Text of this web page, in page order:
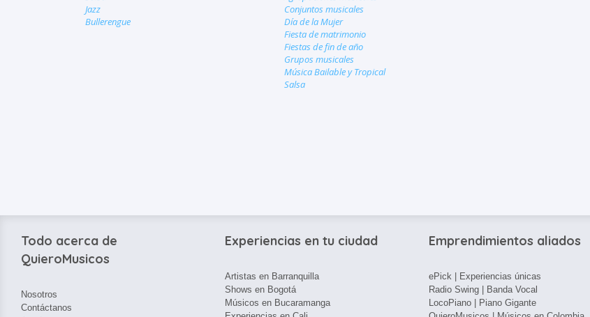
Jazz
Bullerengue
Conjuntos musicales
Día de la Mujer
Fiesta de matrimonio
Fiestas de fin de año
Grupos musicales
Música Bailable y Tropical
Salsa
Todo acerca de
QuieroMusicos
Nosotros
Contáctanos
Experiencias en tu ciudad
Artistas en Barranquilla
Shows en Bogotá
Músicos en Bucaramanga
Emprendimientos aliados
ePick | Experiencias únicas
Radio Swing | Banda Vocal
LocoPiano | Piano Gigante